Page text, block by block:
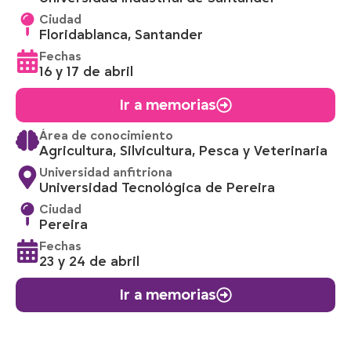
Ir a memorias
Ciudad
Floridablanca, Santander
Fechas
16 y 17 de abril
Ir a memorias
Área de conocimiento
Agricultura, Silvicultura, Pesca y Veterinaria
Universidad anfitriona
Universidad Tecnológica de Pereira
Ciudad
Pereira
Fechas
23 y 24 de abril